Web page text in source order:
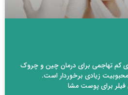
کم تهاجمی برای درمان چین و چروک
زیادی برخوردار است.
برای پوست مشا